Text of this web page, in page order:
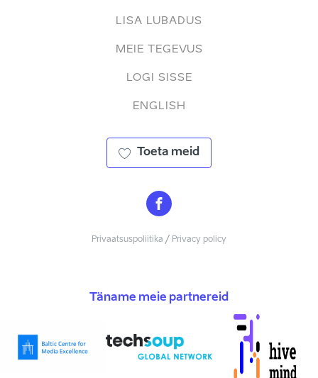
LISA LUBADUS
MEIE TEGEVUS
LOGI SISSE
ENGLISH
Toeta meid
Privaatsuspoliitika / Privacy policy
Täname meie partnereid